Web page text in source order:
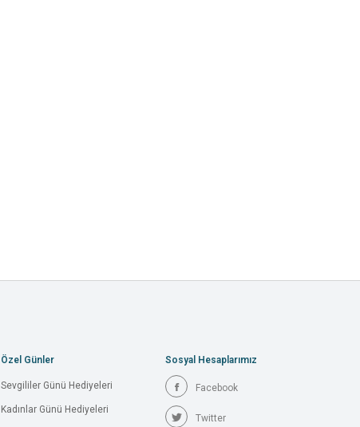
Özel Günler
Sevgililer Günü Hediyeleri
Kadınlar Günü Hediyeleri
Sosyal Hesaplarımız
Facebook
Twitter